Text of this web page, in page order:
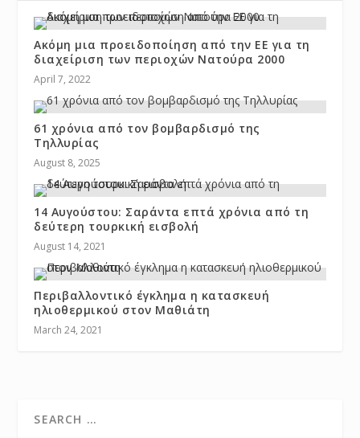
Ακόμη μια προειδοποίηση από την ΕΕ για τη
διαχείριση των περιοχών Νατούρα 2000
April 7, 2022
61 χρόνια από τον βομβαρδισμό της
Τηλλυρίας
August 8, 2025
14 Αυγούστου: Σαράντα επτά χρόνια από τη
δεύτερη τουρκική εισβολή
August 14, 2021
Περιβαλλοντικό έγκλημα η κατασκευή
ηλιοθερμικού στον Μαθιάτη
March 24, 2021